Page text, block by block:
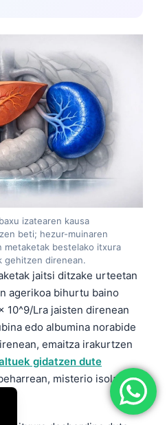
izatearen kausa
beti; hezur-muinaren
metaketak bestelako itxura
gehitzen direnean.
jaitsi ditzake urteetan
agerikoa bihurtu baino
10^9/Lra jaisten direnean
edo albumina norabide
emaitza irakurtzen
gidatzen dute
misterio isolatu